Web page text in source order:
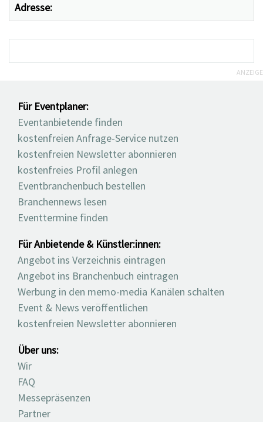
Adresse:
ANZEIGE
Für Eventplaner:
Eventanbietende finden
kostenfreien Anfrage-Service nutzen
kostenfreien Newsletter abonnieren
kostenfreies Profil anlegen
Eventbranchenbuch bestellen
Branchennews lesen
Eventtermine finden
Für Anbietende & Künstler:innen:
Angebot ins Verzeichnis eintragen
Angebot ins Branchenbuch eintragen
Werbung in den memo-media Kanälen schalten
Event & News veröffentlichen
kostenfreien Newsletter abonnieren
Über uns:
Wir
FAQ
Messepräsenzen
Partner